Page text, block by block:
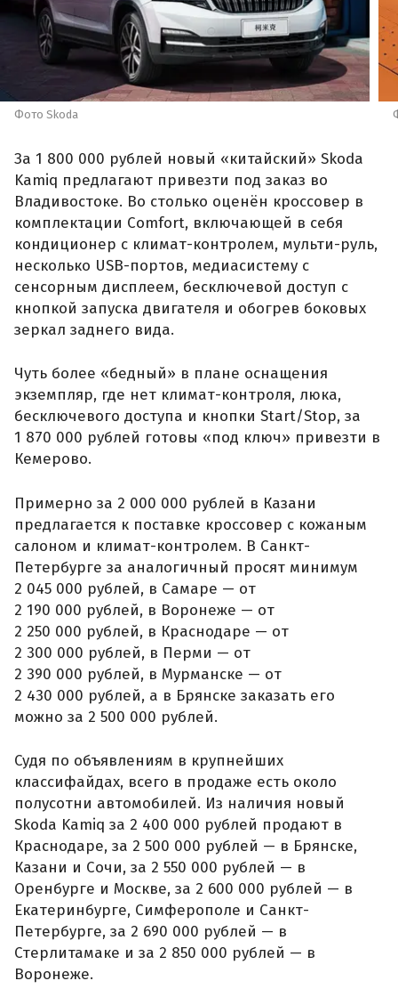
Фото Skoda
За 1 800 000 рублей новый «китайский» Skoda
Kamiq предлагают привезти под заказ во
Владивостоке. Во столько оценён кроссовер в
комплектации Comfort, включающей в себя
кондиционер с климат-контролем, мульти-руль,
несколько USB-портов, медиасистему с
сенсорным дисплеем, бесключевой доступ с
кнопкой запуска двигателя и обогрев боковых
зеркал заднего вида.
Чуть более «бедный» в плане оснащения
экземпляр, где нет климат-контроля, люка,
бесключевого доступа и кнопки Start/Stop, за
1 870 000 рублей готовы «под ключ» привезти в
Кемерово.
Примерно за 2 000 000 рублей в Казани
предлагается к поставке кроссовер с кожаным
салоном и климат-контролем. В Санкт-
Петербурге за аналогичный просят минимум
2 045 000 рублей, в Самаре — от
2 190 000 рублей, в Воронеже — от
2 250 000 рублей, в Краснодаре — от
2 300 000 рублей, в Перми — от
2 390 000 рублей, в Мурманске — от
2 430 000 рублей, а в Брянске заказать его
можно за 2 500 000 рублей.
Судя по объявлениям в крупнейших
классифайдах, всего в продаже есть около
полусотни автомобилей. Из наличия новый
Skoda Kamiq за 2 400 000 рублей продают в
Краснодаре, за 2 500 000 рублей — в Брянске,
Казани и Сочи, за 2 550 000 рублей — в
Оренбурге и Москве, за 2 600 000 рублей — в
Екатеринбурге, Симферополе и Санкт-
Петербурге, за 2 690 000 рублей — в
Стерлитамаке и за 2 850 000 рублей — в
Воронеже.